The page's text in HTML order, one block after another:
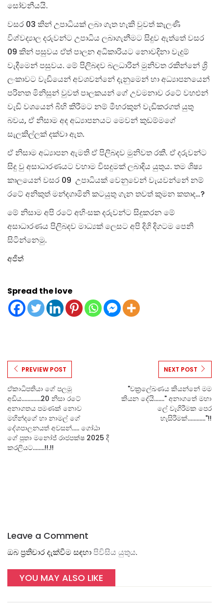
සෝචනීයයි.
වසර 03 කින් උපාධියක් ලබා ගැත හැකි වුවත් කැලණි
විශ්වද්‍යාල දරුවන්ට උපාධිය ලබාගැනීමට සිදුව ඇත්තේ වසර
09 කින් පසුවය ඒත් පාලන අධිකාරියට නොවදිනා වැදුම්
වැදීමෙන් පසුවය. මේ පිලිබදව බලධාරින් මුනිවත රකින්නේ ශ්‍රි
ලංකාවට වැඩියෙන් අවශවන්නේ දැනුමෙන් හා අධ්‍යාපනයෙන්
පරිනත මිනිසුන් වුවත් පාලකයන් ගේ උවමනාව රටේ වහළුන්
වැඩි වශයෙන් බිහි කිරීමට නම් මීහරකුන් වැඩිකරගත් යුතු
බවය, ඒ නිසාම අද අධ්‍යාපනයට මෙවන් කුඩම්මගේ
සැලකිල්ලක් දක්වා ඇත.
ඒ නිසාම අධ්‍යාපන ඇමති ඒ පිලිබදව මුනිවත රකී. ඒ දරුවන්ට
සිදු වු අසාධාරණයට වහාම විසදුමක් ලබාදිය යුතුය. තම ශිෂ්‍ය
කාලයෙන් වසර 09 උපාධියක් වෙනුවෙන් වැයවන්නේ නම්
රටේ අනිකුත් මන්දගාමිනි කටයුතු ගැන තවත් කුමන කතාද…?
මේ නිසාම අපි රටේ අහිංසක දරුවන්ට සිදුකරන මේ
අසාධාරණය පිලිබදව මාධ්‍යක් ලෙසට අපි දිගි දිගටම පෙනි
සිටින්නෙමු.
අජිත්
Spread the love
PREVIEW POST
ඒකාධිපතියා ගේ පලමු
අඩිය.............20 නිසා රටේ
අනාගතය පමණක් නොව
මහින්දගේ හා නාමල් ගේ
දේශපාලනයත් අවසන්..... ගෝඨා
ගේ පුතා මනෝජ් රාජපක්ෂ 2025 දී
කරලියට........!!.!!
NEXT POST
"චක්‍රලේඛණය කියන්නේ මම
කියන දේයි......." අනාගතේ මහා
ලේ වැගිරීමක පෙර
හැසිරීමක්............"!!
Leave a Comment
ඔබ ප්‍රතිචාර දැක්වීම සඳහාපිවිසිය යුතුය.
YOU MAY ALSO LIKE